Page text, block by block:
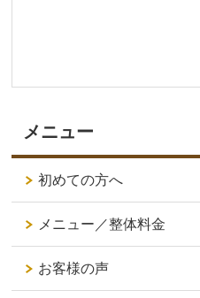
メニュー
初めての方へ
メニュー／整体料金
お客様の声